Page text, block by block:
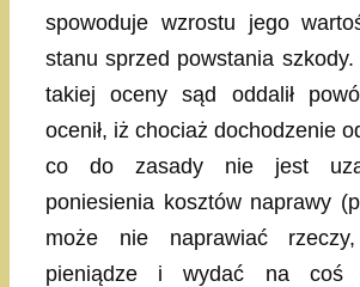
spowoduje wzrostu jego
stanu sprzed powstania
takiej oceny sąd oddalił
ocenił, iż chociaż dochodzenie
co do zasady nie jest
poniesienia kosztów naprawy
może nie naprawiać
pieniądze i wydać na coś